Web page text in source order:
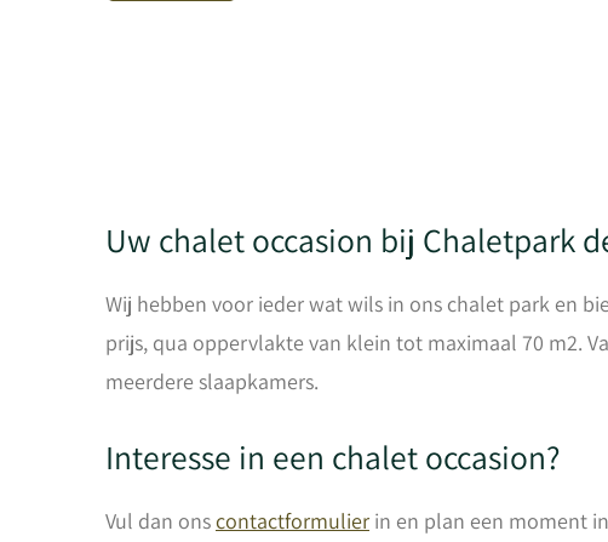
Uw chalet occasion bij Chaletpark
Wij hebben voor ieder wat wils in ons chalet park en
prijs, qua oppervlakte van klein tot maximaal 70 m2.
meerdere slaapkamers.
Interesse in een chalet occasion?
Vul dan onscontactformulier in en plan een moment